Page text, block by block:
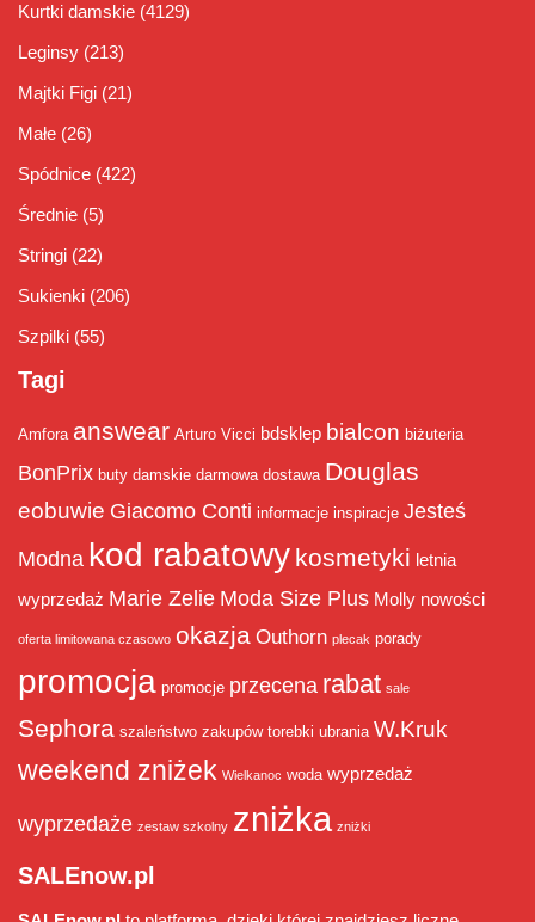
Kurtki damskie (4129)
Leginsy (213)
Majtki Figi (21)
Małe (26)
Spódnice (422)
Średnie (5)
Stringi (22)
Sukienki (206)
Szpilki (55)
Tagi
Amfora answear Arturo Vicci bdsklep bialcon biżuteria
BonPrix buty damskie darmowa dostawa Douglas
eobuwie Giacomo Conti informacje inspiracje Jesteś
Modna kod rabatowy kosmetyki letnia
wyprzedaż Marie Zelie Moda Size Plus Molly nowości
oferta limitowana czasowo okazja Outhorn plecak porady
promocja promocje przecena rabat sale
Sephora szaleństwo zakupów torebki ubrania W.Kruk
weekend zniżek Wielkanoc woda wyprzedaż
wyprzedaże zestaw szkolny zniżka zniżki
SALEnow.pl